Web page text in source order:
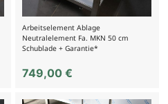
Arbeitselement Ablage
Neutralelement Fa. MKN 50 cm
Schublade + Garantie*
749,00€